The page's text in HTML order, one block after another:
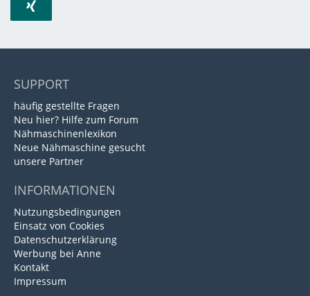
SUPPORT
häufig gestellte Fragen
Neu hier? Hilfe zum Forum
Nähmaschinenlexikon
Neue Nähmaschine gesucht
unsere Partner
INFORMATIONEN
Nutzungsbedingungen
Einsatz von Cookies
Datenschutzerklärung
Werbung bei Anne
Kontakt
Impressum